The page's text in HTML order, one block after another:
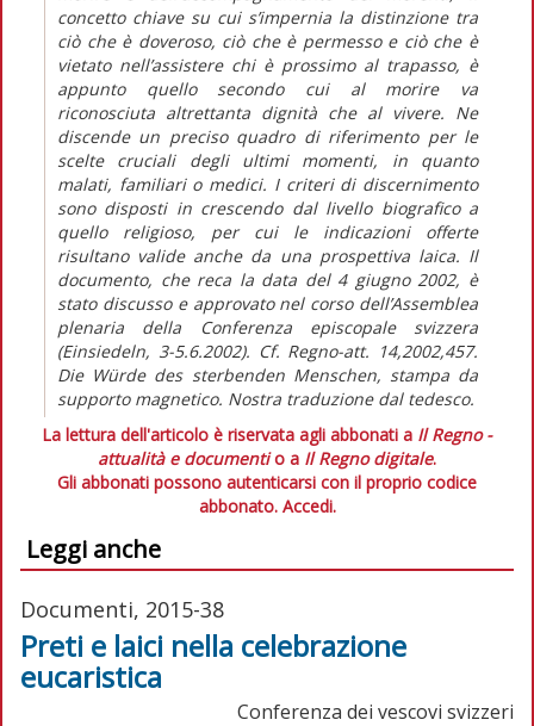
concetto chiave su cui s’impernia la distinzione tra
ciò che è doveroso, ciò che è permesso e ciò che è
vietato nell’assistere chi è prossimo al trapasso, è
appunto quello secondo cui al morire va
riconosciuta altrettanta dignità che al vivere. Ne
discende un preciso quadro di riferimento per le
scelte cruciali degli ultimi momenti, in quanto
malati, familiari o medici. I criteri di discernimento
sono disposti in crescendo dal livello biografico a
quello religioso, per cui le indicazioni offerte
risultano valide anche da una prospettiva laica. Il
documento, che reca la data del 4 giugno 2002, è
stato discusso e approvato nel corso dell’Assemblea
plenaria della Conferenza episcopale svizzera
(Einsiedeln, 3-5.6.2002). Cf. Regno-att. 14,2002,457.
Die Würde des sterbenden Menschen, stampa da
supporto magnetico. Nostra traduzione dal tedesco.
La lettura dell'articolo è riservata agli abbonati a Il Regno -
attualità e documentio a Il Regno digitale.
Gli abbonati possono autenticarsi con il proprio codice
abbonato. Accedi.
Leggi anche
Documenti, 2015-38
Preti e laici nella celebrazione
eucaristica
Conferenza dei vescovi svizzeri